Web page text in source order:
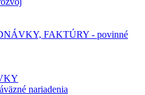
FAKTÚRY - povinné
nariadenia